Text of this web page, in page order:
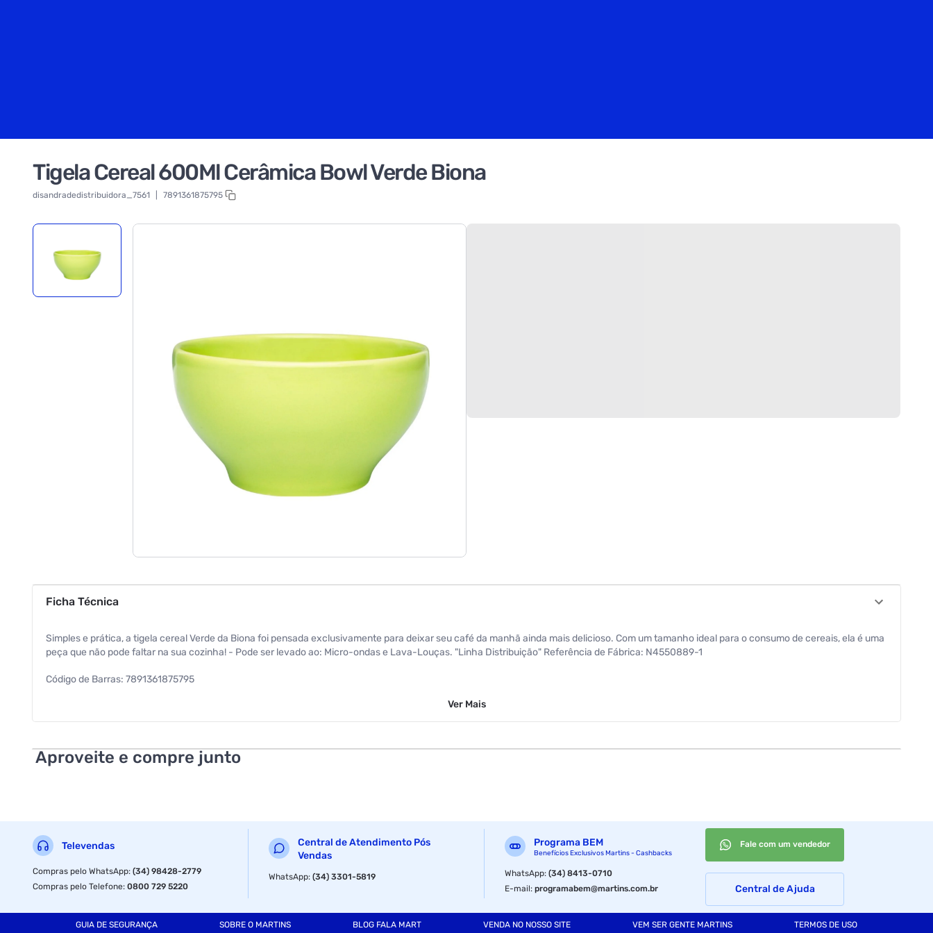
Tigela Cereal 600Ml Cerâmica Bowl Verde Biona
disandradedistribuidora_7561 7891361875795
Ficha Técnica
Simples e prática, a tigela cereal Verde da Biona foi pensada exclusivamente para deixar seu café da manhã ainda mais delicioso. Com um tamanho ideal para o consumo de cereais, ela é uma
peça que não pode faltar na sua cozinha! - Pode ser levado ao: Micro-ondas e Lava-Louças. "Linha Distribuição" Referência de Fábrica: N4550889-1
Código de Barras: 7891361875795
Peso Bruto: 870 g
600 ml
Material Cerâmica
Ver Mais
Aproveite e compre junto
Televendas
Compras pelo WhatsApp:(34) 98428-2779
Compras pelo Telefone:0800 729 5220
Central de Atendimento Pós
Vendas
WhatsApp:(34) 3301-5819
Programa BEM
Benefícios Exclusivos Martins - Cashbacks
WhatsApp:(34) 8413-0710
E-mail:programabem@martins.com.br
Fale com um vendedor
Central de Ajuda
GUIA DE SEGURANÇA SOBRE O MARTINS BLOG FALA MART VENDA NO NOSSO SITE VEM SER GENTE MARTINS TERMOS DE USO